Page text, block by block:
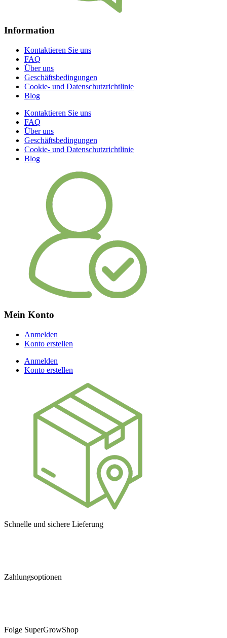
Information
Kontaktieren Sie uns
FAQ
Über uns
Geschäftsbedingungen
Cookie- und Datenschutzrichtlinie
Blog
Kontaktieren Sie uns
FAQ
Über uns
Geschäftsbedingungen
Cookie- und Datenschutzrichtlinie
Blog
Mein Konto
Anmelden
Konto erstellen
Anmelden
Konto erstellen
Schnelle und sichere Lieferung
Zahlungsoptionen
Folge SuperGrowShop